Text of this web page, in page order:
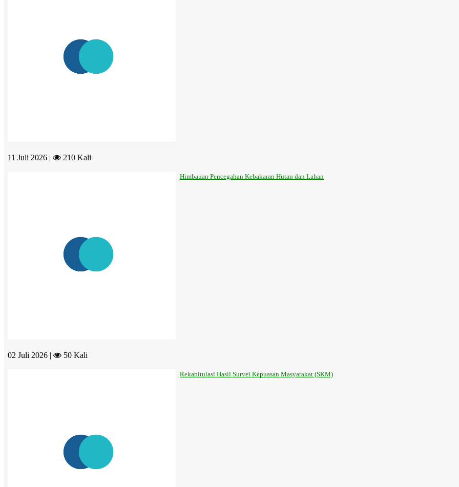
11 Juli 2026 | 210 Kali
Himbauan Pencegahan Kebakaran Hutan dan Lahan
02 Juli 2026 | 50 Kali
Rekapitulasi Hasil Survei Kepuasan Masyarakat (SKM)